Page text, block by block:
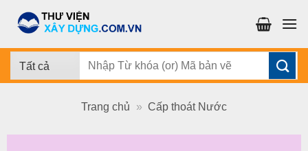
đến
dung
Tìm
Trang chủ » Cấp thoát Nước